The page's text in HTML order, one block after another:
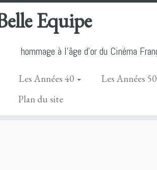
Equipe
hommage à l'âge d'or du Cinéma
Les Années 40
Les Années 50
Plan du site